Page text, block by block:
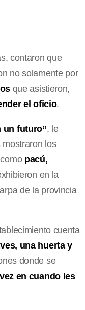
contaron que
no solamente por
que asistieron,
el oficio.
un futuro”, le
mostraron los
pacú,
en la
de la provincia
cuenta
una huerta y
donde se
en cuando les